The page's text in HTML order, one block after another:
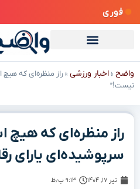
فوری
واضح »اخبار ورزشی »راز منظره‌ای که هیچ
نیست!”
راز منظره‌ای که هیچ
سرپوشیده‌ای یارای
تیر ۱۷, ۱۴۰۴ ۹:۱۳ ب٫ظ